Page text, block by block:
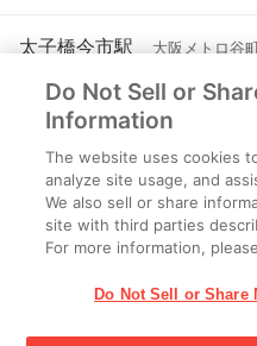
太子橋今市駅 大阪メトロ谷
大阪市旭区太子橋１-４
このページの店舗から 949 m
滝井駅 京阪本線
守口市紅屋町８-８
このページの店舗から 1.2 km
Do Not Sell or
Information
The website uses cookies
analyze site usage, and
We also sell or share
site with third parties
For more information,
Do Not Sell or